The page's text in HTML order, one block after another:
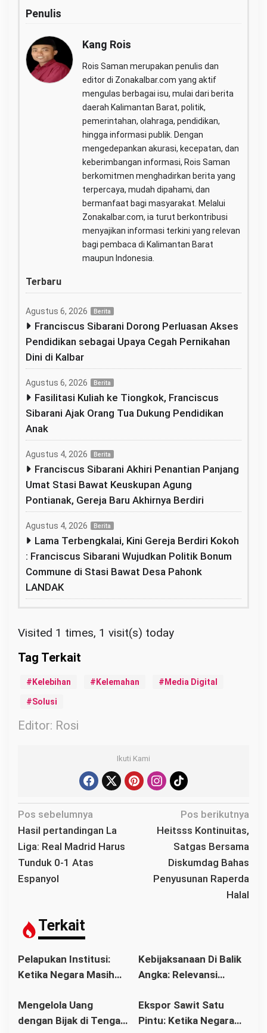
Penulis
Kang Rois
Rois Saman merupakan penulis dan
editor di Zonakalbar.com yang aktif
mengulas berbagai isu, mulai dari berita
daerah Kalimantan Barat, politik,
pemerintahan, olahraga, pendidikan,
hingga informasi publik. Dengan
mengedepankan akurasi, kecepatan, dan
keberimbangan informasi, Rois Saman
berkomitmen menghadirkan berita yang
terpercaya, mudah dipahami, dan
bermanfaat bagi masyarakat. Melalui
Zonakalbar.com, ia turut berkontribusi
menyajikan informasi terkini yang relevan
bagi pembaca di Kalimantan Barat
maupun Indonesia.
Terbaru
Agustus 6, 2026 Berita
Franciscus Sibarani Dorong Perluasan Akses
Pendidikan sebagai Upaya Cegah Pernikahan
Dini di Kalbar
Agustus 6, 2026 Berita
Fasilitasi Kuliah ke Tiongkok, Franciscus
Sibarani Ajak Orang Tua Dukung Pendidikan
Anak
Agustus 4, 2026 Berita
Franciscus Sibarani Akhiri Penantian Panjang
Umat Stasi Bawat Keuskupan Agung
Pontianak, Gereja Baru Akhirnya Berdiri
Agustus 4, 2026 Berita
Lama Terbengkalai, Kini Gereja Berdiri Kokoh
: Franciscus Sibarani Wujudkan Politik Bonum
Commune di Stasi Bawat Desa Pahonk
LANDAK
Visited 1 times, 1 visit(s) today
Kelebihan Kelemahan Media Digital
Solusi
Editor: Rosi
Ikuti Kami
N
a
v
i
g
p
o
s
Pos sebelumnya
Hasil pertandingan La
Liga: Real Madrid Harus
Tunduk 0-1 Atas
Espanyol
Pos berikutnya
Heitsss Kontinuitas,
Satgas Bersama
Diskumdag Bahas
Penyusunan Raperda
Halal
Terkait
Pelapukan Institusi:
Ketika Negara Masih
Wibawanya Mulai
Runtuh
Kebijaksanaan Di Balik
Angka: Relevansi
Perbankan Modern
Mengelola Uang
dengan Bijak di Tengah
Ekspor Sawit Satu
Pintu: Ketika Negara